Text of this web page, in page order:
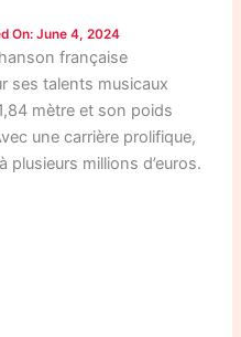
On:June 4, 2024
française
ses talents musicaux
mètre et son poids
une carrière prolifique,
millions d’euros.